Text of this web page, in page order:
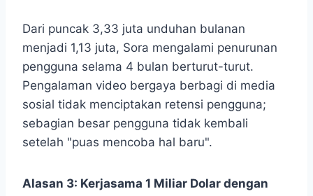
Dari puncak 3,33 juta unduhan bulanan
menjadi 1,13 juta, Sora mengalami penurunan
pengguna selama 4 bulan berturut-turut.
Pengalaman video bergaya berbagi di media
sosial tidak menciptakan retensi pengguna;
sebagian besar pengguna tidak kembali
setelah "puas mencoba hal baru".
Alasan 3: Kerjasama 1 Miliar Dolar dengan